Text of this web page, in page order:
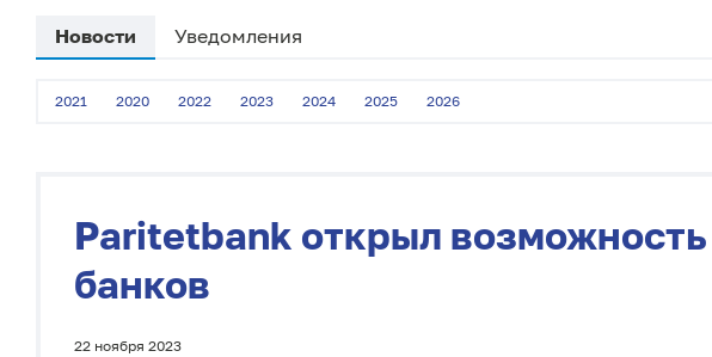
Новости Уведомления
2021 2020 2022 2023 2024 2025 2026
Paritetbank открыл
банков
22 ноября 2023